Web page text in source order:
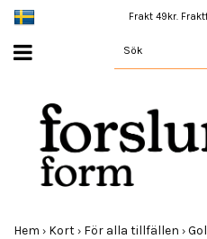
Frakt 49kr.
Hem › Kort › För alla tillfällen ›